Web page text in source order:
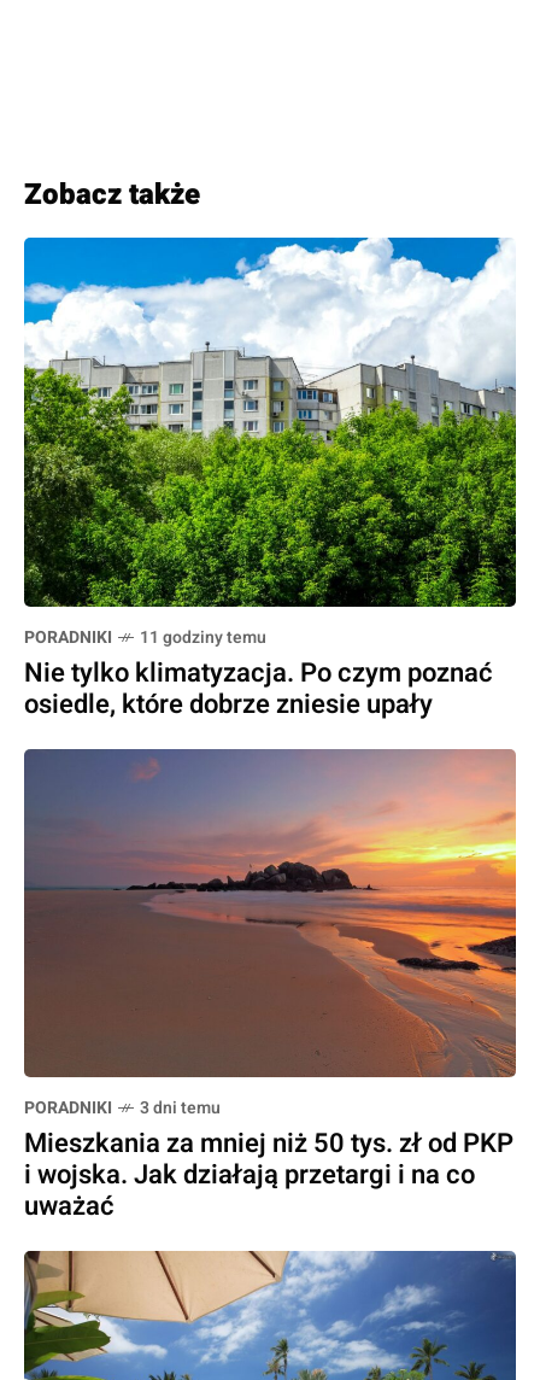
Zobacz także
PORADNIKI 11 godziny temu
Nie tylko klimatyzacja. Po czym poznać
osiedle, które dobrze zniesie upały
PORADNIKI 3 dni temu
Mieszkania za mniej niż 50 tys. zł od PKP
i wojska. Jak działają przetargi i na co
uważać